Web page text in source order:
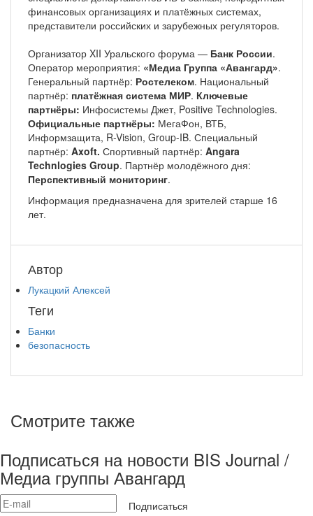
финансовых организациях и платёжных системах,
представители российских и зарубежных регуляторов.
Организатор XII Уральского форума — Банк России.
Оператор мероприятия: «Медиа Группа «Авангард».
Генеральный партнёр: Ростелеком. Национальный
партнёр: платёжная система МИР. Ключевые
партнёры: Инфосистемы Джет, Positive Technologies.
Официальные партнёры: МегаФон, ВТБ,
Информзащита, R-Vision, Group-IB. Специальный
партнёр: Axoft. Спортивный партнёр: Angara
Technlogies Group. Партнёр молодёжного дня:
Перспективный мониторинг.
Информация предназначена для зрителей старше 16
лет.
Автор
Лукацкий Алексей
Теги
Банки
безопасность
Смотрите также
Подписаться на новости BIS Journal /
Медиа группы Авангард
Подписаться